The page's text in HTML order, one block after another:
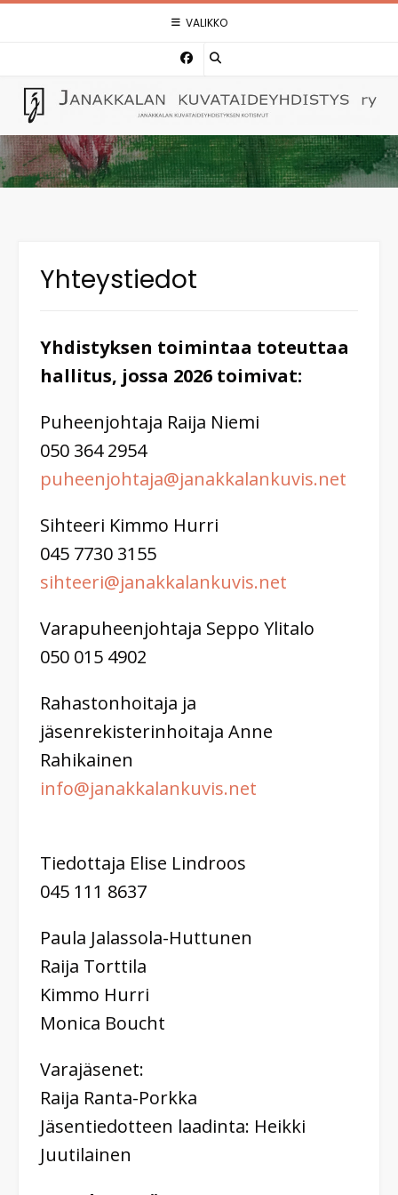
Skip
VALIKKO
Yhteystiedot
Yhdistyksen toimintaa toteuttaa
hallitus, jossa 2026 toimivat:
Puheenjohtaja Raija Niemi
050 364 2954
puheenjohtaja@janakkalankuvis.net
Sihteeri Kimmo Hurri
045 7730 3155
sihteeri@janakkalankuvis.net
Varapuheenjohtaja Seppo Ylitalo
050 015 4902
Rahastonhoitaja ja
jäsenrekisterinhoitaja Anne
Rahikainen
info@janakkalankuvis.net
Tiedottaja Elise Lindroos
045 111 8637
Paula Jalassola-Huttunen
Raija Torttila
Kimmo Hurri
Monica Boucht
Varajäsenet:
Raija Ranta-Porkka
Jäsentiedotteen laadinta: Heikki
Juutilainen